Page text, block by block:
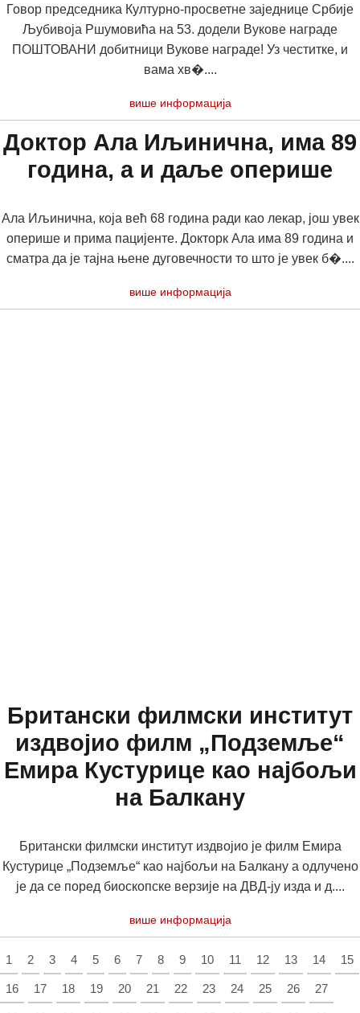
Говор председника Културно-просветне заједнице Србије
Љубивоја Ршумовића на 53. додели Вукове награде
ПОШТОВАНИ добитници Вукове награде! Уз честитке, и
вама хв�....
више информација
Доктор Ала Иљинична, има 89
година, а и даље оперише
Ала Иљинична, која већ 68 година ради као лекар, још увек
оперише и прима пацијенте. Докторк Ала има 89 година и
сматра да је тајна њене дуговечности то што је увек б�....
више информација
Британски филмски институт
издвојио филм „Подземље“
Емира Кустурице као најбољи
на Балкану
Британски филмски институт издвојио је филм Емира
Кустурице „Подземље“ као најбољи на Балкану а одлучено
је да се поред биоскопске верзије на ДВД-ју изда и д....
више информација
1 2 3 4 5 6 7 8 9 10 11 12 13 14 15
16 17 18 19 20 21 22 23 24 25 26 27